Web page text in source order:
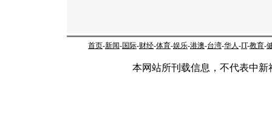
首页-新闻-国际-财经-体育-娱乐-港澳-台湾-华人-IT-教育-
本网站所刊载信息，不代表中